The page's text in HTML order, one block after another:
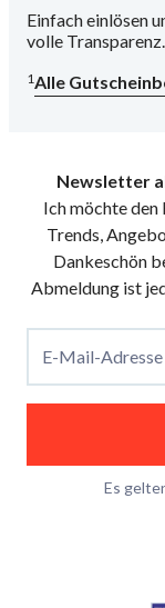
Einfach einlösen
volle Transparenz.
1Alle
Newsletter
Ich möchte
Trends,
Dankeschön
Abmeldung ist
E-Mail-Adresse
Es